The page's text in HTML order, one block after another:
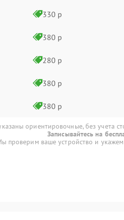
330 р
380 р
280 р
380 р
380 р
ориентировочные, без учета
Записывайтесь на
проверим ваше устройство и укажем